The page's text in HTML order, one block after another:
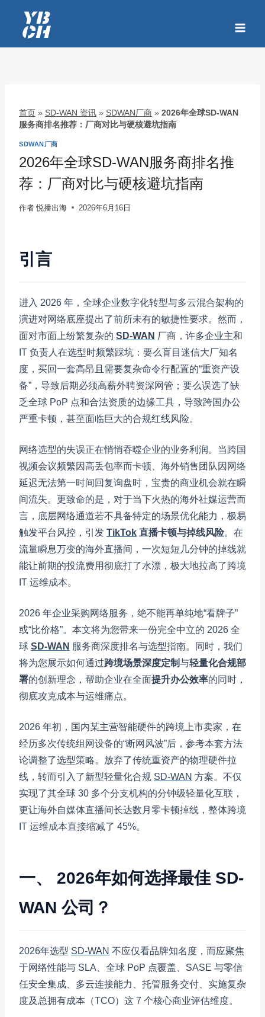
容
首页 » SD-WAN 资讯 » SDWAN厂商 » 2026年全球SD-WAN
服务商排名推荐：厂商对比与硬核避坑指南
SDWAN厂商
2026年全球SD-WAN服务商排名推
荐：厂商对比与硬核避坑指南
作者 悦播出海 2026年6月16日
引言
进入 2026 年，全球企业数字化转型与多云混合架构的
演进对网络底座提出了前所未有的敏捷性要求。然而，
面对市面上纷繁复杂的 SD-WAN 厂商，许多企业主和
IT 负责人在选型时频繁踩坑：要么盲目迷信大厂知名
度，买回一套高昂且需要复杂命令行配置的“重资产设
备”，导致后期必须高薪外聘资深网管；要么误选了缺
乏全球 PoP 点和合法资质的边缘工具，导致跨国办公
严重卡顿，甚至面临巨大的合规红线风险。
网络选型的失误正在悄悄吞噬企业的业务利润。当跨国
视频会议频繁因高丢包率而卡顿、海外销售团队因网络
延迟无法第一时间回复询盘时，宝贵的商业机会就在瞬
间流失。更致命的是，对于当下火热的海外社媒运营而
言，底层网络通道若不具备特定的场景优化能力，极易
触发平台风控，引发 TikTok 直播卡顿与掉线风险。在
流量瞬息万变的海外直播间，一次短短几分钟的掉线就
能让前期的投流费用彻底打了水漂，极大地拉高了跨境
IT 运维成本。
2026 年企业采购网络服务，绝不能再单纯地“看牌子”
或“比价格”。本文将为您带来一份完全中立的 2026 全
球 SD-WAN 服务商深度排名与选型指南。同时，我们
将为您展示如何通过跨境场景深度定制与轻量化合规部
署的创新理念，帮助企业在全面提升办公效率的同时，
彻底攻克成本与运维痛点。
2026 年初，国内某主营智能硬件的跨境上市卖家，在
经历多次传统组网设备的“断网风波”后，参考本套方法
论调整了选型策略。放弃了传统重资产的物理硬件拉
线，转而引入了新型轻量化合规 SD-WAN 方案。不仅
实现了其全球 30 多个分支机构的分钟级轻量化互联，
更让海外自媒体直播间长达数月零卡顿掉线，整体跨境
IT 运维成本直接缩减了 45%。
一、 2026年如何选择最佳 SD-
WAN 公司？
2026年选型 SD-WAN 不应仅看品牌知名度，而应聚焦
于网络性能与 SLA、全球 PoP 点覆盖、SASE 与零信
任安全集成、多云连接能力、托管服务交付、实施复杂
度及总拥有成本（TCO）这 7 个核心商业评估维度。